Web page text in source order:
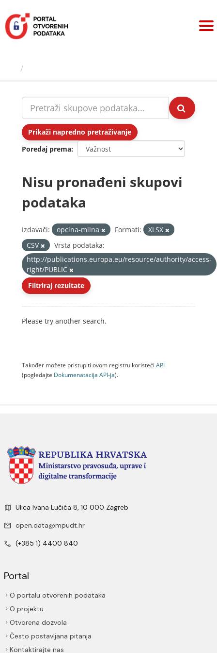
sadržaj
Prikaži napredno pretraživanje
Poredaj prema
Nisu pronađeni skupovi
podataka
Izdavači: opcina-milna Formati:
XLSX
CSV
Vrsta podataka:
http://publications.europa.eu/resource/authority/access-
right/PUBLIC
Filtriraj rezultate
Please try another search.
Također možete pristupiti ovom registru koristeći API
(pogledajte Dokumenаtаcijа API-jа).